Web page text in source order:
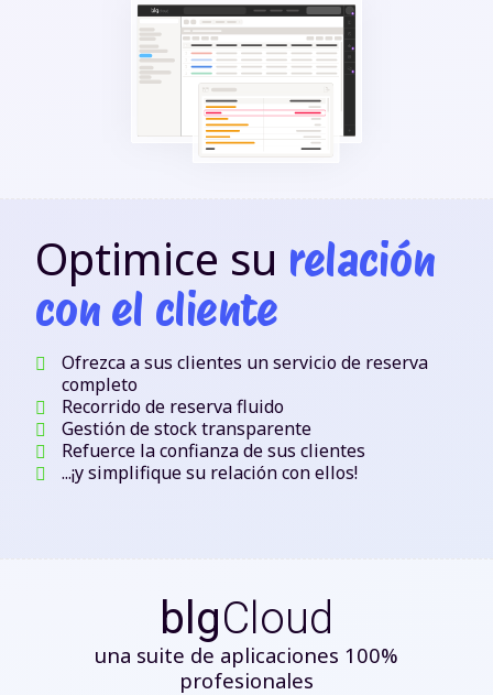
Optimice su relación
con el cliente
Ofrezca a sus clientes un servicio de reserva
completo
Recorrido de reserva fluido
Gestión de stock transparente
Refuerce la confianza de sus clientes
...¡y simplifique su relación con ellos!
blgCloud
una suite de aplicaciones 100%
profesionales